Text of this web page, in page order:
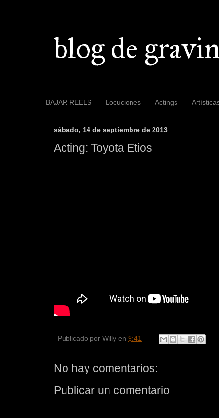
blog de
BAJAR REELS Locuciones Actings
sábado, 14 de septiembre de 2013
Acting: Toyota Etios
Publicado por Willy en 9:41
No hay comentarios:
Publicar un comentario